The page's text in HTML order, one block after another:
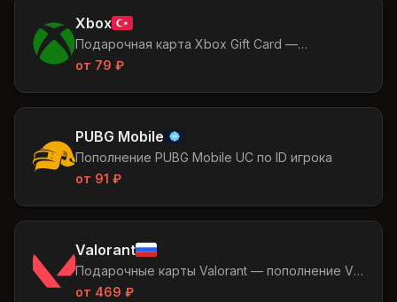
Xbox
Подарочная карта Xbox Gift Card —
пополняйте баланс Microsoft Store в Турции
от 79 ₽
PUBG Mobile
Пополнение PUBG Mobile UC по ID игрока
от 91 ₽
Valorant
Подарочные карты Valorant — пополнение VP
Россия
от 469 ₽